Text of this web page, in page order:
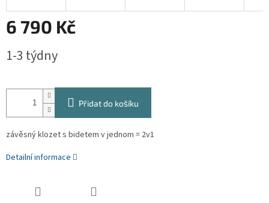
6 790 Kč
cena:
1-3 týdny
Přidat do košíku
závěsný klozet s bidetem v jednom = 2v1
Detailní informace